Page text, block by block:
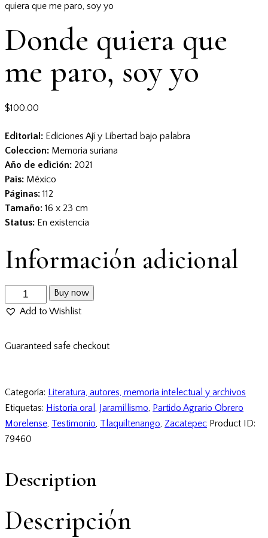
quiera que me paro, soy yo
Donde quiera que
me paro, soy yo
$100.00
Editorial: Ediciones Ají y Libertad bajo palabra
Coleccion: Memoria suriana
Año de edición: 2021
País: México
Páginas: 112
Tamaño: 16 x 23 cm
Status: En existencia
Información adicional
Buy now
Add to Wishlist
Guaranteed safe checkout
Categoría: Literatura, autores, memoria intelectual y archivos
Etiquetas: Historia oral , Jaramillismo, Partido Agrario Obrero
Morelense, Testimonio, Tlaquiltenango, Zacatepec Product ID:
79460
Description
Descripción